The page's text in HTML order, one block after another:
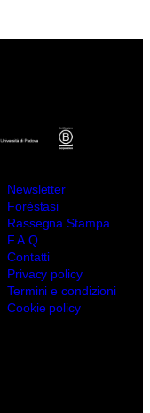
Newsletter
Forèstasi
Rassegna Stampa
F.A.Q.
Contatti
Privacy policy
Termini e condizioni
Cookie policy